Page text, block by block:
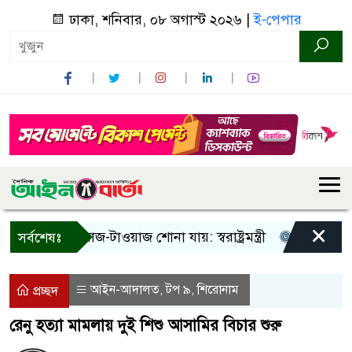
ঢাকা, শনিবার, ০৮ অগাস্ট ২০২৬ |ই-পেপার
সর্বশেষঃ
শুধু আওয়াজ-টাওয়াজ শোনা যায়: স্বরাষ্ট্রমন্ত্রী তিন দিনের
×
প্রচ্ছদ আইন-আদালত,টপ ৯,শিরোনাম
রেনু হত্যা মামলায় দুই শিশু আসামির বিচার শুরু